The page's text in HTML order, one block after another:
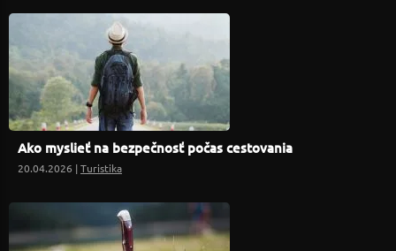
Ako myslieť na bezpečnosť počas cestovania
20.04.2026 |Turistika